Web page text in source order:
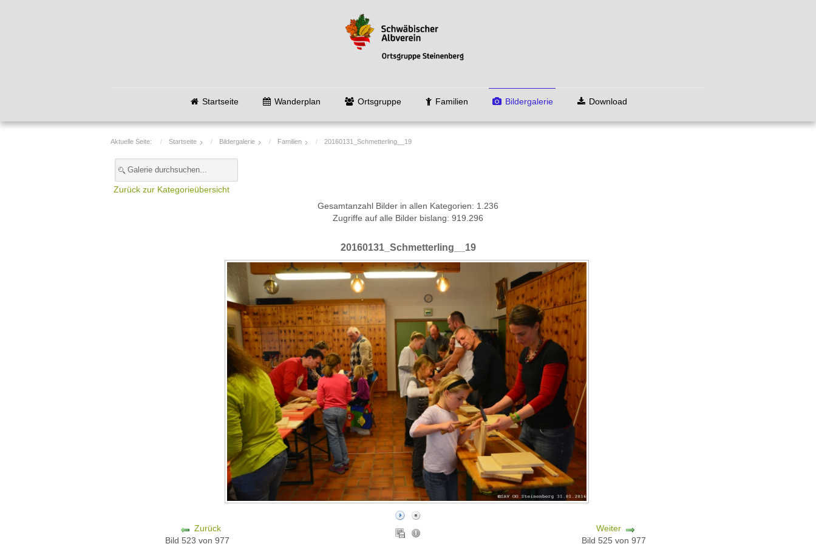
Startseite Wanderplan Ortsgruppe Familien Bildergalerie Download
Aktuelle Seite: Startseite Bildergalerie Familien 20160131_Schmetterling__19
Zurück zur Kategorieübersicht
Gesamtanzahl Bilder in allen Kategorien: 1.236
Zugriffe auf alle Bilder bislang: 919.296
20160131_Schmetterling__19
Zurück
Bild 523 von 977
Weiter
Bild 525 von 977